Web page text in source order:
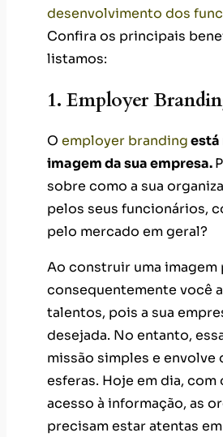
desenvolvimento dos
Confira os principais
listamos:
1. Employer
O employer brandingestá
imagem da sua empresa.
sobre como a sua
pelos seus funcionários,
pelo mercado em geral?
Ao construir uma imagem
consequentemente você
talentos, pois a sua
desejada. No entanto,
missão simples e envolve
esferas. Hoje em dia, com
acesso à informação, as
precisam estar atentas